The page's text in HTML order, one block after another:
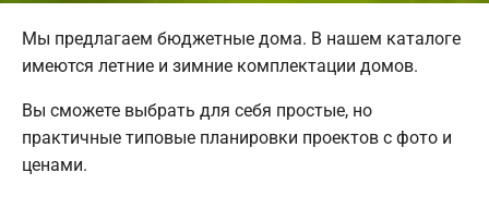
Мы предлагаем бюджетные дома. В нашем каталоге
имеются летние и зимние комплектации домов.
Вы сможете выбрать для себя простые, но
практичные типовые планировки проектов с фото и
ценами.